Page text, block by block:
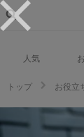
人気
トップ お役立